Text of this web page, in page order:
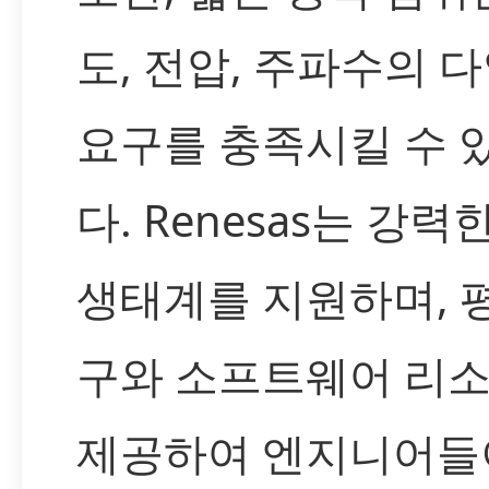
도, 전압, 주파수의
요구를 충족시킬 수
다. Renesas는 강력
생태계를 지원하며,
구와 소프트웨어 리
제공하여 엔지니어